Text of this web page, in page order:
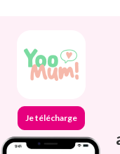
Je télécharge